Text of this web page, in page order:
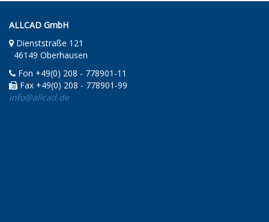
ALLCAD GmbH
Dienststraße 121
46149 Oberhausen
Fon +49(0) 208 - 778901-11
Fax +49(0) 208 - 778901-99
info@allcad.de